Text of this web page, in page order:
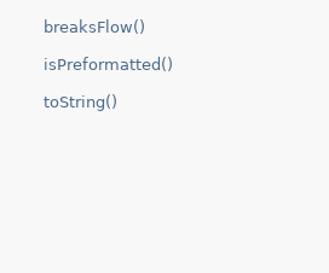
breaksFlow()
isPreformatted()
toString()